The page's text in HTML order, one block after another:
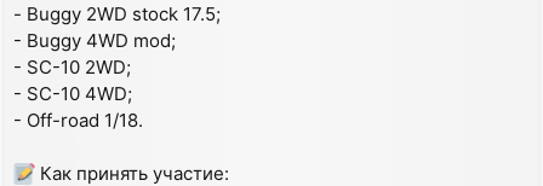
- Buggy 2WD stock 17.5;
- Buggy 4WD mod;
- SC-10 2WD;
- SC-10 4WD;
- Off-road 1/18.
Как принять участие: